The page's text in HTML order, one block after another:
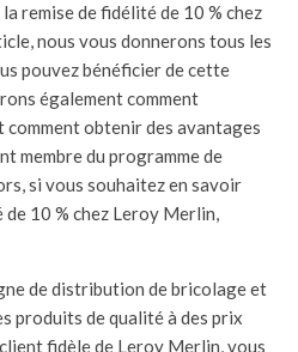
remise de fidélité de 10 % chez
nous vous donnerons tous les
pouvez bénéficier de cette
également comment
comment obtenir des avantages
membre du programme de
si vous souhaitez en savoir
10 % chez Leroy Merlin,
de distribution de bricolage et
produits de qualité à des prix
fidèle de Leroy Merlin, vous